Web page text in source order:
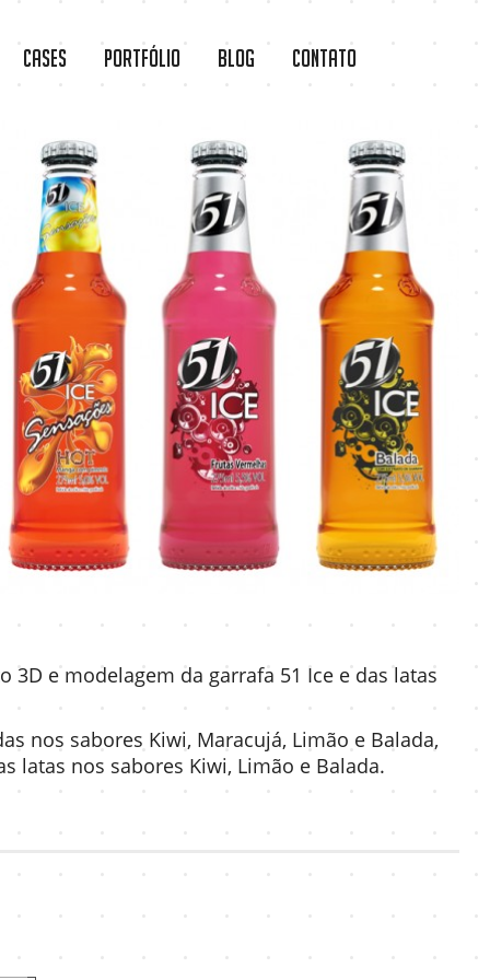
Cases Portfólio Blog Contato
e modelagem da garrafa 51 Ice e das latas
nos sabores Kiwi, Maracujá, Limão e Balada,
latas nos sabores Kiwi, Limão e Balada.